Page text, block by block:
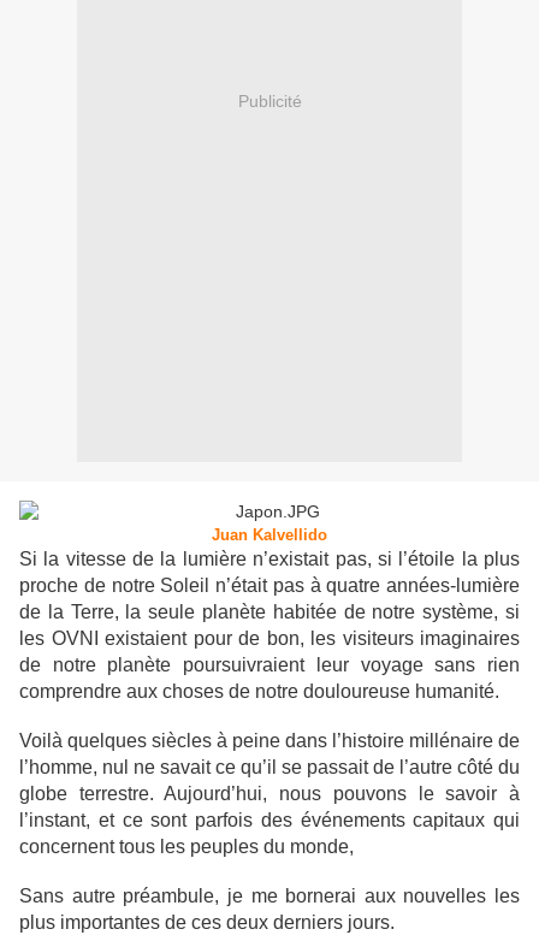
Publicité
Juan Kalvellido
Si la vitesse de la lumière n’existait pas, si l’étoile la plus
proche de notre Soleil n’était pas à quatre années-lumière
de la Terre, la seule planète habitée de notre système, si
les OVNI existaient pour de bon, les visiteurs imaginaires
de notre planète poursuivraient leur voyage sans rien
comprendre aux choses de notre douloureuse humanité.
Voilà quelques siècles à peine dans l’histoire millénaire de
l’homme, nul ne savait ce qu’il se passait de l’autre côté du
globe terrestre. Aujourd’hui, nous pouvons le savoir à
l’instant, et ce sont parfois des événements capitaux qui
concernent tous les peuples du monde,
Sans autre préambule, je me bornerai aux nouvelles les
plus importantes de ces deux derniers jours.